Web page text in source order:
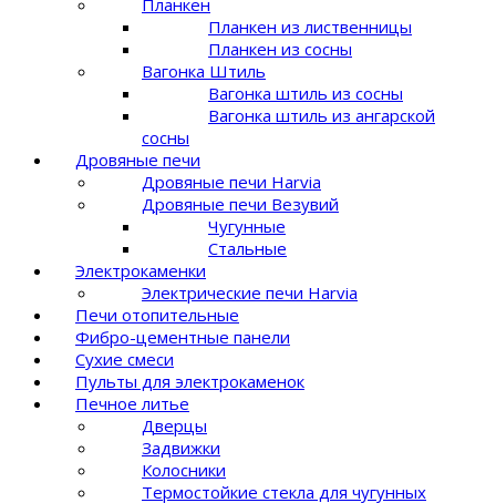
Планкен
Планкен из лиственницы
Планкен из сосны
Вагонка Штиль
Вагонка штиль из сосны
Вагонка штиль из ангарской
сосны
Дровяные печи
Дровяные печи Harvia
Дровяные печи Везувий
Чугунные
Стальные
Электрокаменки
Электрические печи Harvia
Печи отопительные
Фибро-цементные панели
Сухие смеси
Пульты для электрокаменок
Печное литье
Дверцы
Задвижки
Колосники
Термостойкие стекла для чугунных